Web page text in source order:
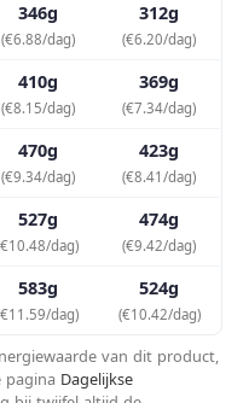
346g
(€6.88/dag)
312g
(€6.20/dag)
410g
(€8.15/dag)
369g
(€7.34/dag)
470g
(€9.34/dag)
423g
(€8.41/dag)
527g
dag)
474g
(€9.42/dag)
583g
dag)
524g
(€10.42/dag)
van dit product,
pagina Dagelijkse